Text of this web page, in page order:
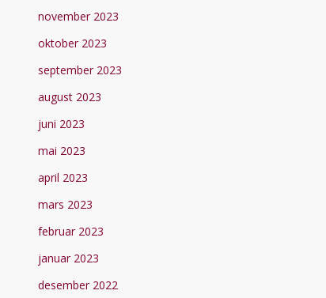
november 2023
oktober 2023
september 2023
august 2023
juni 2023
mai 2023
april 2023
mars 2023
februar 2023
januar 2023
desember 2022